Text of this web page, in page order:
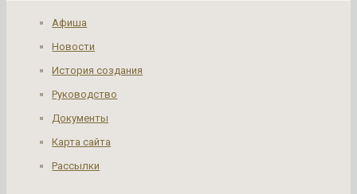
Афиша
Новости
История создания
Руководство
Документы
Карта сайта
Рассылки